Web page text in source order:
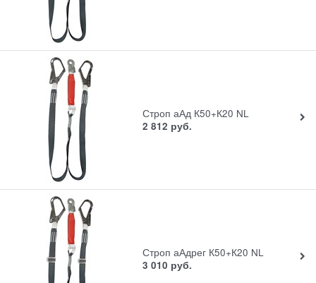
Строп аАд К50+К20 NL
2 812 руб.
Строп аАдрег К50+К20 NL
3 010 руб.